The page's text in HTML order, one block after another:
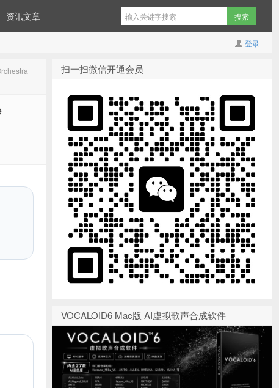
资讯文章
登录
扫一扫微信开通会员
VOCALOID6 Mac版 AI虚拟歌声合成软件